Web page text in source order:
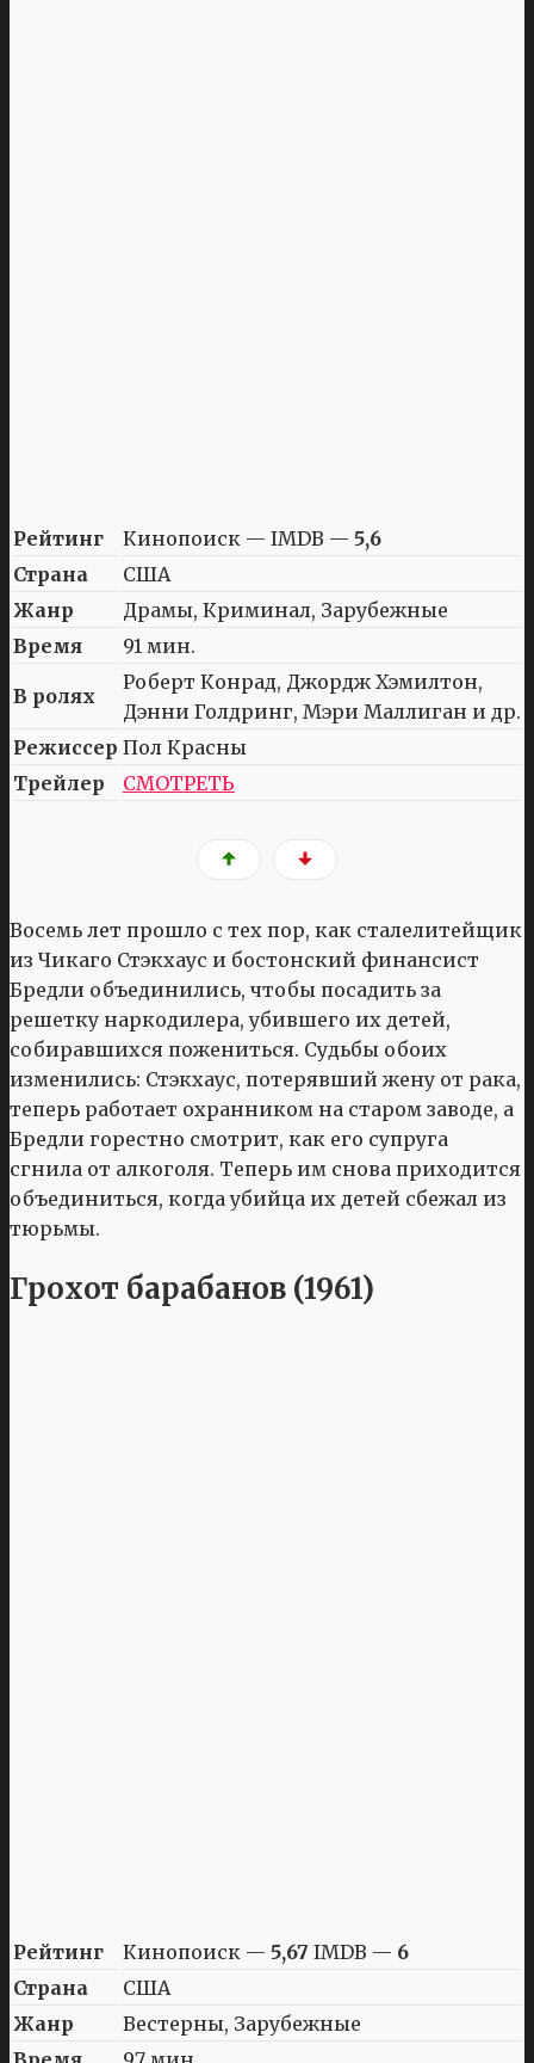
Рейтинг Кинопоиск — IMDB — 5,6
Страна
США
Жанр
Драмы, Криминал, Зарубежные
Время
91 мин.
В ролях
Роберт Конрад, Джордж Хэмилтон,
Дэнни Голдринг, Мэри Маллиган и др.
Режиссер Пол Красны
Трейлер
СМОТРЕТЬ
Восемь лет прошло с тех пор, как сталелитейщик
из Чикаго Стэкхаус и бостонский финансист
Бредли объединились, чтобы посадить за
решетку наркодилера, убившего их детей,
собиравшихся пожениться. Судьбы обоих
изменились: Стэкхаус, потерявший жену от рака,
теперь работает охранником на старом заводе, а
Бредли горестно смотрит, как его супруга
сгнила от алкоголя. Теперь им снова приходится
объединиться, когда убийца их детей сбежал из
тюрьмы.
Грохот барабанов (1961)
Рейтинг Кинопоиск — 5,67 IMDB — 6
Страна
США
Жанр
Вестерны, Зарубежные